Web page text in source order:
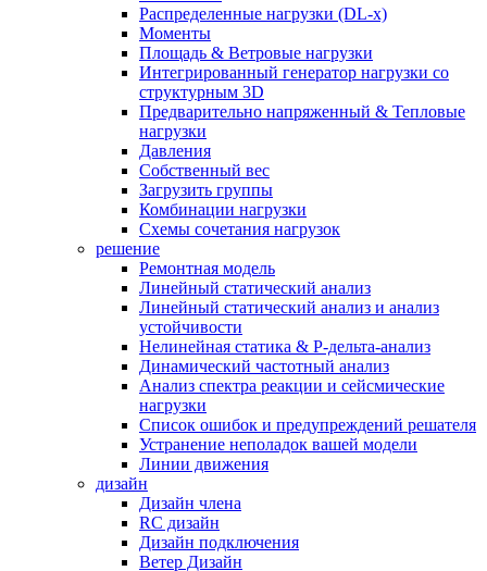
Распределенные нагрузки (DL-х)
Моменты
Площадь & Ветровые нагрузки
Интегрированный генератор нагрузки со
структурным 3D
Предварительно напряженный & Тепловые
нагрузки
Давления
Собственный вес
Загрузить группы
Комбинации нагрузки
Схемы сочетания нагрузок
решение
Ремонтная модель
Линейный статический анализ
Линейный статический анализ и анализ
устойчивости
Нелинейная статика & P-дельта-анализ
Динамический частотный анализ
Анализ спектра реакции и сейсмические
нагрузки
Список ошибок и предупреждений решателя
Устранение неполадок вашей модели
Линии движения
дизайн
Дизайн члена
RC дизайн
Дизайн подключения
Ветер Дизайн